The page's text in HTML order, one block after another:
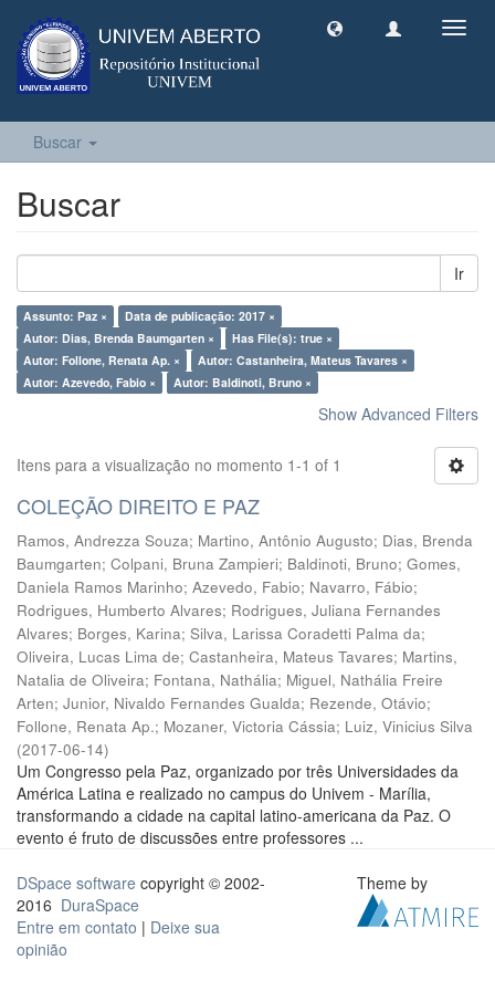
Buscar
Buscar
Ir
Assunto: Paz ×
Data de publicação: 2017 ×
Autor: Dias, Brenda Baumgarten ×
Has File(s): true ×
Autor: Follone, Renata Ap. ×
Autor: Castanheira, Mateus Tavares ×
Autor: Azevedo, Fabio ×
Autor: Baldinoti, Bruno ×
Show Advanced Filters
Itens para a visualização no momento 1-1 of 1
COLEÇÃO DIREITO E PAZ
Ramos, Andrezza Souza; Martino, Antônio Augusto; Dias, Brenda
Baumgarten; Colpani, Bruna Zampieri; Baldinoti, Bruno; Gomes,
Daniela Ramos Marinho; Azevedo, Fabio; Navarro, Fábio;
Rodrigues, Humberto Alvares; Rodrigues, Juliana Fernandes
Alvares; Borges, Karina; Silva, Larissa Coradetti Palma da;
Oliveira, Lucas Lima de; Castanheira, Mateus Tavares; Martins,
Natalia de Oliveira; Fontana, Nathália; Miguel, Nathália Freire
Arten; Junior, Nivaldo Fernandes Gualda; Rezende, Otávio;
Follone, Renata Ap.; Mozaner, Victoria Cássia; Luiz, Vinicius Silva
(2017-06-14)
Um Congresso pela Paz, organizado por três Universidades da
América Latina e realizado no campus do Univem - Marília,
transformando a cidade na capital latino-americana da Paz. O
evento é fruto de discussões entre professores ...
DSpace software copyright © 2002-
2016 DuraSpace
Entre em contato | Deixe sua
opinião
Theme by